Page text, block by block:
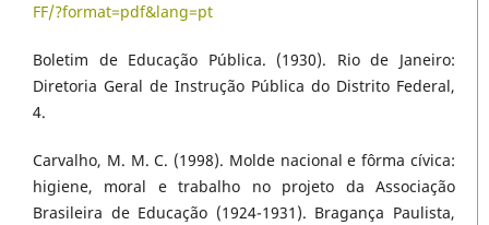
FF/?format=pdf&lang=pt
Boletim de Educação Pública. (1930). Rio de Janeiro:
Diretoria Geral de Instrução Pública do Distrito Federal,
4.
Carvalho, M. M. C. (1998). Molde nacional e fôrma cívica:
higiene, moral e trabalho no projeto da Associação
Brasileira de Educação (1924-1931). Bragança Paulista,